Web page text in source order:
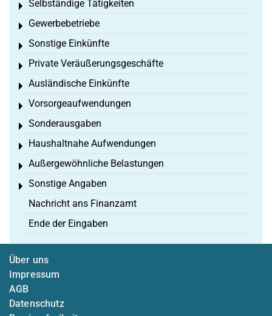
Selbständige Tätigkeiten
Toggle menu
Gewerbebetriebe
Toggle menu
Sonstige Einkünfte
Toggle menu
Private Veräußerungsgeschäfte
Toggle menu
Ausländische Einkünfte
Toggle menu
Vorsorgeaufwendungen
Toggle menu
Sonderausgaben
Toggle menu
Haushaltnahe Aufwendungen
Toggle menu
Außergewöhnliche Belastungen
Toggle menu
Sonstige Angaben
Toggle menu
Nachricht ans Finanzamt
Ende der Eingaben
Über uns
Impressum
AGB
Datenschutz